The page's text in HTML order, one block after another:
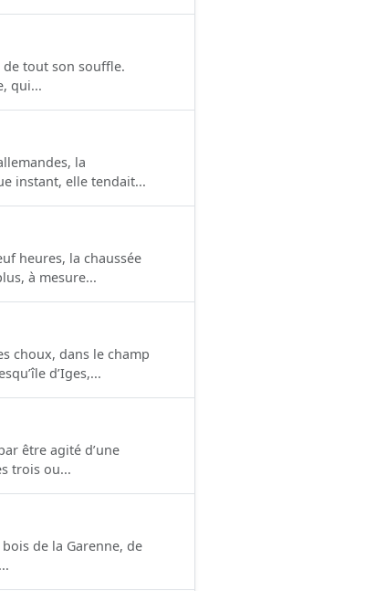
tout son souffle.
qui...
la
instant, elle tendait...
heures, la chaussée
à mesure...
choux, dans le champ
d’Iges,...
être agité d’une
trois ou...
de la Garenne, de